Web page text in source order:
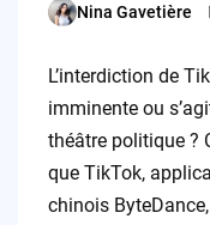
Posted
Nina Gavetière
L’interdiction de
imminente ou
théâtre politique ?
que TikTok,
chinois